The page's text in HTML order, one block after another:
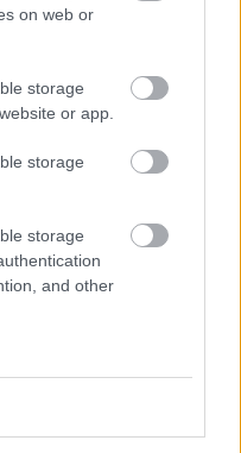
on web or
storage
or app.
storage
storage
and other
a Fradi ellen
Csakfoci az elsők